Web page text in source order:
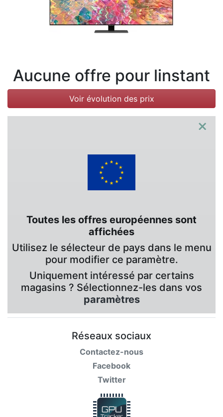
Aucune offre pour linstant
Voir évolution des prix
×
Toutes les offres européennes sont
affichées
Utilisez le sélecteur de pays dans le menu
pour modifier ce paramètre.
Uniquement intéressé par certains
magasins ? Sélectionnez-les dans vos
paramètres
Réseaux sociaux
Contactez-nous
Facebook
Twitter